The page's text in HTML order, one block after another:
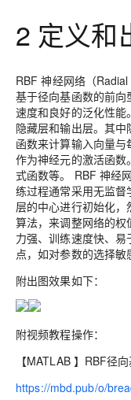
2 定义和
RBF 神经网络（
基于径向基函数的前
速度和良好的泛化性能
隐藏层和输出层。其
函数来计算输入向量
作为神经元的激活函
式函数等。 RBF 神经
练过程通常采用无监
层的中心进行初始化
算法，来调整网络的
力强、训练速度快、
点，如对参数的选择敏
附出图效果如下：
附视频教程操作：
【MATLAB 】RBF径
https://mbd.pub/o/